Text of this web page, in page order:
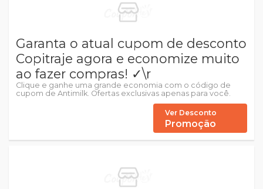
Garanta o atual cupom de desconto
Copitraje agora e economize muito
ao fazer compras! ✓\r
Clique e ganhe uma grande economia com o código de
cupom de Antimilk. Ofertas exclusivas apenas para você.
Ver Desconto
Promoção